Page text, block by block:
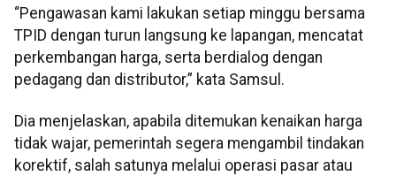
“Pengawasan kami lakukan setiap minggu bersama
TPID dengan turun langsung ke lapangan, mencatat
perkembangan harga, serta berdialog dengan
pedagang dan distributor,” kata Samsul.
Dia menjelaskan, apabila ditemukan kenaikan harga
tidak wajar, pemerintah segera mengambil tindakan
korektif, salah satunya melalui operasi pasar atau